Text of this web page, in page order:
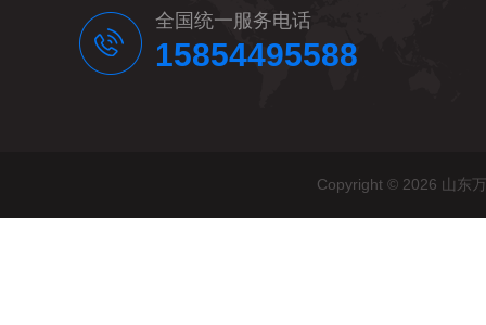
全国统一服务电话
15854495588
Copyright © 2026 山东